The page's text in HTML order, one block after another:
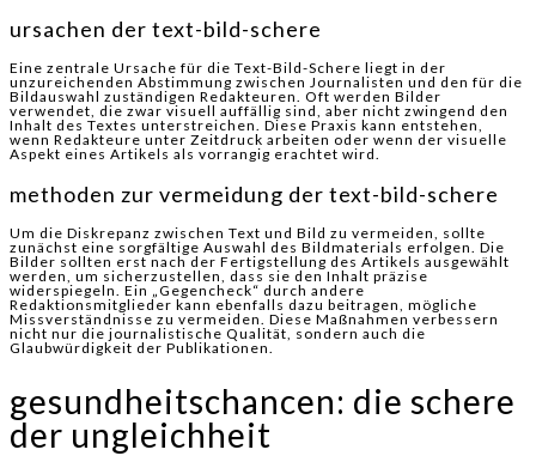
ursachen der text-bild-schere
Eine zentrale Ursache für die Text-Bild-Schere liegt in der
unzureichenden Abstimmung zwischen Journalisten und den für die
Bildauswahl zuständigen Redakteuren. Oft werden Bilder
verwendet, die zwar visuell auffällig sind, aber nicht zwingend den
Inhalt des Textes unterstreichen. Diese Praxis kann entstehen,
wenn Redakteure unter Zeitdruck arbeiten oder wenn der visuelle
Aspekt eines Artikels als vorrangig erachtet wird.
methoden zur vermeidung der text-bild-schere
Um die Diskrepanz zwischen Text und Bild zu vermeiden, sollte
zunächst eine sorgfältige Auswahl des Bildmaterials erfolgen. Die
Bilder sollten erst nach der Fertigstellung des Artikels ausgewählt
werden, um sicherzustellen, dass sie den Inhalt präzise
widerspiegeln. Ein „Gegencheck“ durch andere
Redaktionsmitglieder kann ebenfalls dazu beitragen, mögliche
Missverständnisse zu vermeiden. Diese Maßnahmen verbessern
nicht nur die journalistische Qualität, sondern auch die
Glaubwürdigkeit der Publikationen.
gesundheitschancen: die schere
der ungleichheit